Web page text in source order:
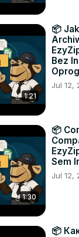
1:21
📦
Bez
Jul 12,
1:30
📦
Sem
Jul 12,
📦